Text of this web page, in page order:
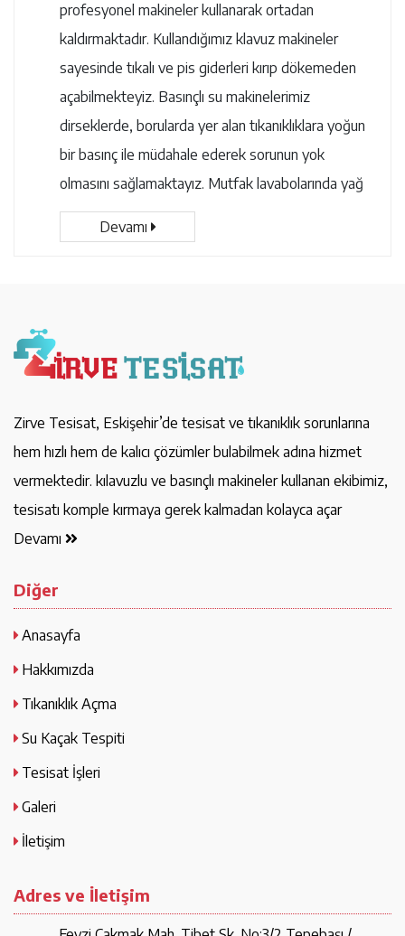
profesyonel makineler kullanarak ortadan
kaldırmaktadır. Kullandığımız klavuz makineler
sayesinde tıkalı ve pis giderleri kırıp dökemeden
açabilmekteyiz. Basınçlı su makinelerimiz
dirseklerde, borularda yer alan tıkanıklıklara yoğun
bir basınç ile müdahale ederek sorunun yok
olmasını sağlamaktayız. Mutfak lavabolarında yağ
Devamı
Zirve Tesisat, Eskişehir’de tesisat ve tıkanıklık sorunlarına
hem hızlı hem de kalıcı çözümler bulabilmek adına hizmet
vermektedir. kılavuzlu ve basınçlı makineler kullanan ekibimiz,
tesisatı komple kırmaya gerek kalmadan kolayca açar
Devamı
Diğer
Anasayfa
Hakkımızda
Tıkanıklık Açma
Su Kaçak Tespiti
Tesisat İşleri
Galeri
İletişim
Adres ve İletişim